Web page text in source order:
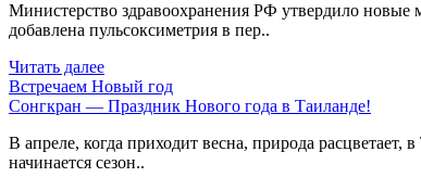
Министерство здравоохранения РФ утвердило
добавлена пульсоксиметрия в пер..
Читать далее
Встречаем Новый год
Сонгкран — Праздник Нового года в Таиланде!
В апреле, когда приходит весна, природа
начинается сезон..